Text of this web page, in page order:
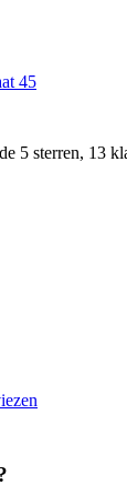
45
5 sterren, 13